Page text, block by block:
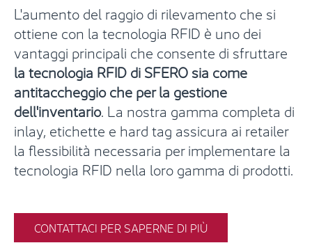
L'aumento del raggio di rilevamento che si
ottiene con la tecnologia RFID è uno dei
vantaggi principali che consente di sfruttare
la tecnologia RFID di SFERO sia come
antitaccheggio che per la gestione
dell'inventario. La nostra gamma completa di
inlay, etichette e hard tag assicura ai retailer
la flessibilità necessaria per implementare la
tecnologia RFID nella loro gamma di prodotti.
CONTATTACI PER SAPERNE DI PIÙ